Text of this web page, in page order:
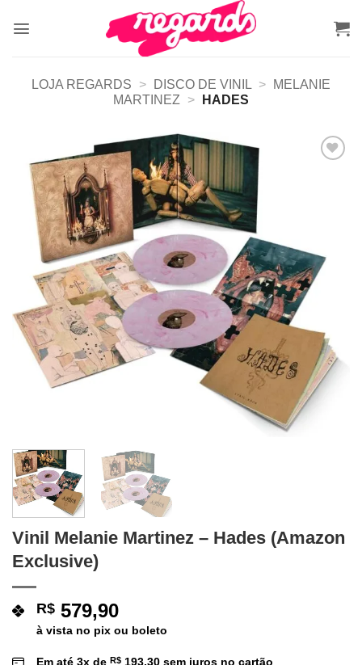
LOJA REGARDS > DISCO DE VINIL >
MELANIE
MARTINEZ
> HADES
Vinil Melanie Martinez – Hades (Amazon
Exclusive)
R$ 579,90
à vista no pix ou boleto
Em até 3x de R$ 193,30 sem juros no cartão